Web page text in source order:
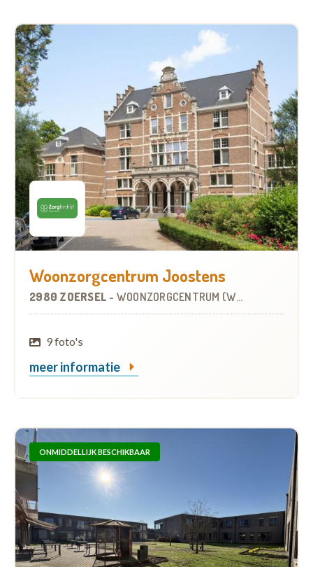
Woonzorgcentrum Joostens
2980 ZOERSEL - WOONZORGCENTRUM (WZC)
9 foto's
meer informatie
ONMIDDELLIJK BESCHIKBAAR